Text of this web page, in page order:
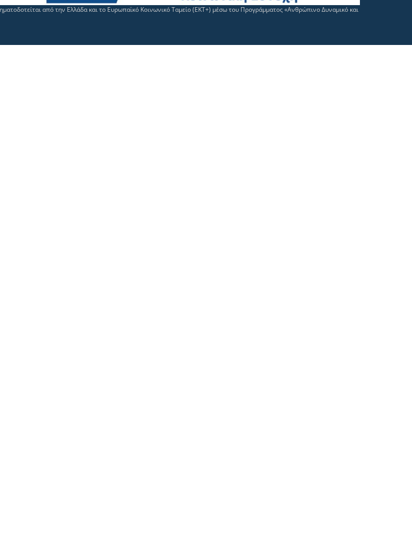
από την Ελλάδα και το Ευρωπαϊκό Κοινωνικό Ταμείο (ΕΚΤ+) μέσω του Προγράμματος «Ανθρώπινο Δυναμικό και